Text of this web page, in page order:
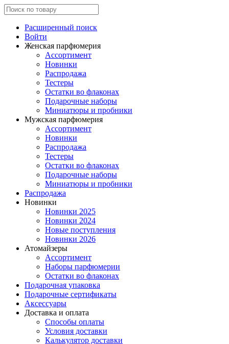
Расширенный поиск
Войти
Женская парфюмерия
Ассортимент
Новинки
Распродажа
Тестеры
Остатки во флаконах
Подарочные наборы
Миниатюры и пробники
Мужская парфюмерия
Ассортимент
Новинки
Распродажа
Тестеры
Остатки во флаконах
Подарочные наборы
Миниатюры и пробники
Распродажа
Новинки
Новинки 2025
Новинки 2024
Новые поступления
Новинки 2026
Атомайзеры
Ассортимент
Наборы парфюмерии
Остатки во флаконах
Подарочная упаковка
Подарочные сертификаты
Аксессуары
Доставка и оплата
Способы оплаты
Условия доставки
Калькулятор доставки